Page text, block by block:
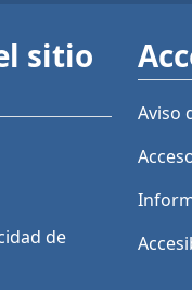
sitio
de
Aviso